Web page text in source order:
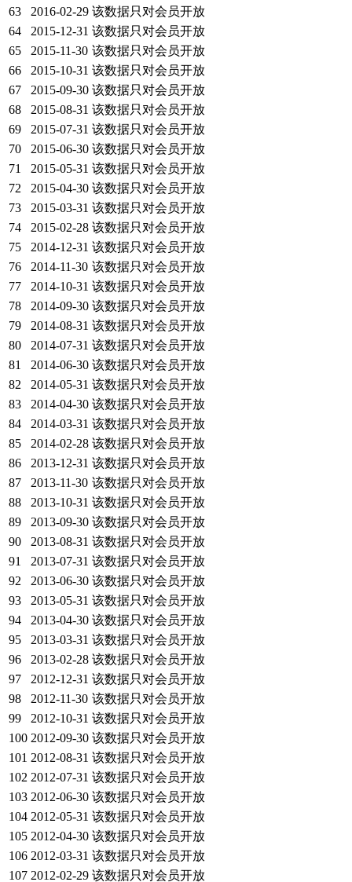
63
2016-02-29 该数据只对会员开放
64
2015-12-31 该数据只对会员开放
65
2015-11-30 该数据只对会员开放
66
2015-10-31 该数据只对会员开放
67
2015-09-30 该数据只对会员开放
68
2015-08-31 该数据只对会员开放
69
2015-07-31 该数据只对会员开放
70
2015-06-30 该数据只对会员开放
71
2015-05-31 该数据只对会员开放
72
2015-04-30 该数据只对会员开放
73
2015-03-31 该数据只对会员开放
74
2015-02-28 该数据只对会员开放
75
2014-12-31 该数据只对会员开放
76
2014-11-30 该数据只对会员开放
77
2014-10-31 该数据只对会员开放
78
2014-09-30 该数据只对会员开放
79
2014-08-31 该数据只对会员开放
80
2014-07-31 该数据只对会员开放
81
2014-06-30 该数据只对会员开放
82
2014-05-31 该数据只对会员开放
83
2014-04-30 该数据只对会员开放
84
2014-03-31 该数据只对会员开放
85
2014-02-28 该数据只对会员开放
86
2013-12-31 该数据只对会员开放
87
2013-11-30 该数据只对会员开放
88
2013-10-31 该数据只对会员开放
89
2013-09-30 该数据只对会员开放
90
2013-08-31 该数据只对会员开放
91
2013-07-31 该数据只对会员开放
92
2013-06-30 该数据只对会员开放
93
2013-05-31 该数据只对会员开放
94
2013-04-30 该数据只对会员开放
95
2013-03-31 该数据只对会员开放
96
2013-02-28 该数据只对会员开放
97
2012-12-31 该数据只对会员开放
98
2012-11-30 该数据只对会员开放
99
2012-10-31 该数据只对会员开放
100 2012-09-30 该数据只对会员开放
101 2012-08-31 该数据只对会员开放
102 2012-07-31 该数据只对会员开放
103 2012-06-30 该数据只对会员开放
104 2012-05-31 该数据只对会员开放
105 2012-04-30 该数据只对会员开放
106 2012-03-31 该数据只对会员开放
107 2012-02-29 该数据只对会员开放